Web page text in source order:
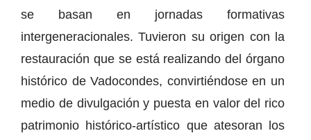
se basan en jornadas formativas
intergeneracionales. Tuvieron su origen con la
restauración que se está realizando del órgano
histórico de Vadocondes, convirtiéndose en un
medio de divulgación y puesta en valor del rico
patrimonio histórico-artístico que atesoran los